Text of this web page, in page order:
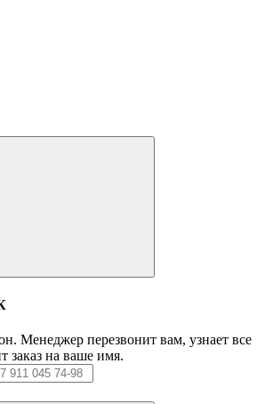
Менеджер перезвонит вам, узнает все
заказ на ваше имя.